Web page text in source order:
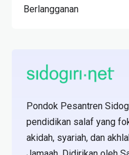
Berlangganan
Pondok Pesantren
pendidikan salaf yang
akidah, syariah, dan